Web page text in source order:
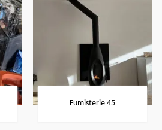
Fumisterie 45